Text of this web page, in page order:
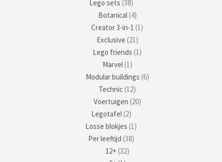
Lego sets (38)
Botanical(4)
Creator 3-in-1 (1)
Exclusive (21)
Lego friends (1)
Marvel(1)
Modular buildings (6)
Technic(12)
Voertuigen (20)
Legotafel(2)
Losse blokjes (1)
Per leeftijd (38)
12+ (32)